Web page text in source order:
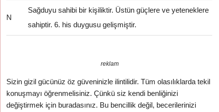
N
Sağduyu sahibi bir kişiliktir. Üstün güçlere ve yeteneklere
sahiptir. 6. his duygusu gelişmiştir.
reklam
Sizin gizil gücünüz öz güveninizle ilintilidir. Tüm olasılıklarda tekil
konuşmayı öğrenmelisiniz. Çünkü siz kendi benliğinizi
değiştirmek için buradasınız. Bu bencillik değil, becerilerinizi